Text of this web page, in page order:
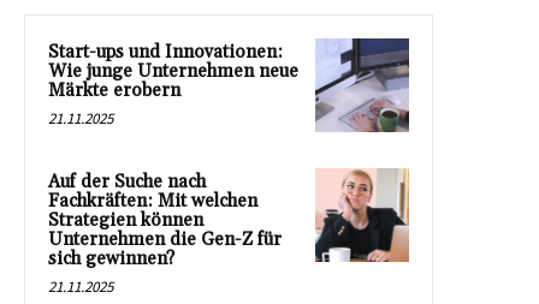
Start-ups und Innovationen:
Wie junge Unternehmen neue
Märkte erobern
21.11.2025
Auf der Suche nach
Fachkräften: Mit welchen
Strategien können
Unternehmen die Gen-Z für
sich gewinnen?
21.11.2025